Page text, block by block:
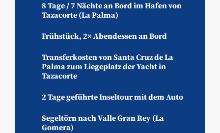
8 Tage / 7 Nächte an Bord im Hafen von
Tazacorte (La Palma)
Frühstück, 2× Abendessen an Bord
Transferkosten von Santa Cruz de La
Palma zum Liegeplatz der Yacht in
Tazacorte
2 Tage geführte Inseltour mit dem Auto
Segeltörn nach Valle Gran Rey (La
Gomera)